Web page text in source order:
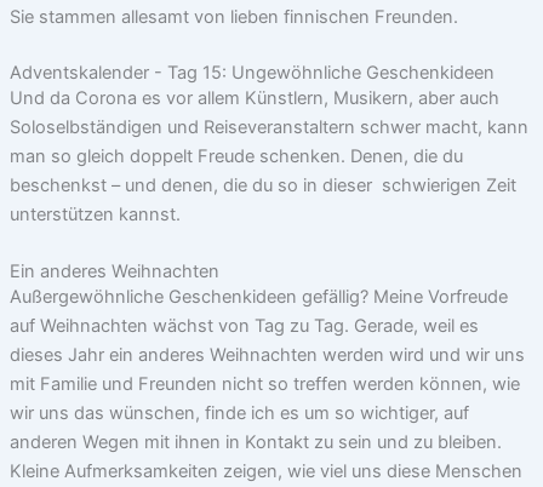
Sie stammen allesamt von lieben finnischen Freunden.
Adventskalender - Tag 15: Ungewöhnliche Geschenkideen
Und da Corona es vor allem Künstlern, Musikern, aber auch
Soloselbständigen und Reiseveranstaltern schwer macht, kann
man so gleich doppelt Freude schenken. Denen, die du
beschenkst – und denen, die du so in dieser schwierigen Zeit
unterstützen kannst.
Ein anderes Weihnachten
Außergewöhnliche Geschenkideen gefällig? Meine Vorfreude
auf Weihnachten wächst von Tag zu Tag. Gerade, weil es
dieses Jahr ein anderes Weihnachten werden wird und wir uns
mit Familie und Freunden nicht so treffen werden können, wie
wir uns das wünschen, finde ich es um so wichtiger, auf
anderen Wegen mit ihnen in Kontakt zu sein und zu bleiben.
Kleine Aufmerksamkeiten zeigen, wie viel uns diese Menschen